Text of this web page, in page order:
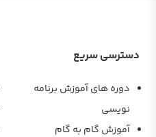
دسترسی سریع
دوره های آموزش برنامه
نویسی
آموزش گام به گام